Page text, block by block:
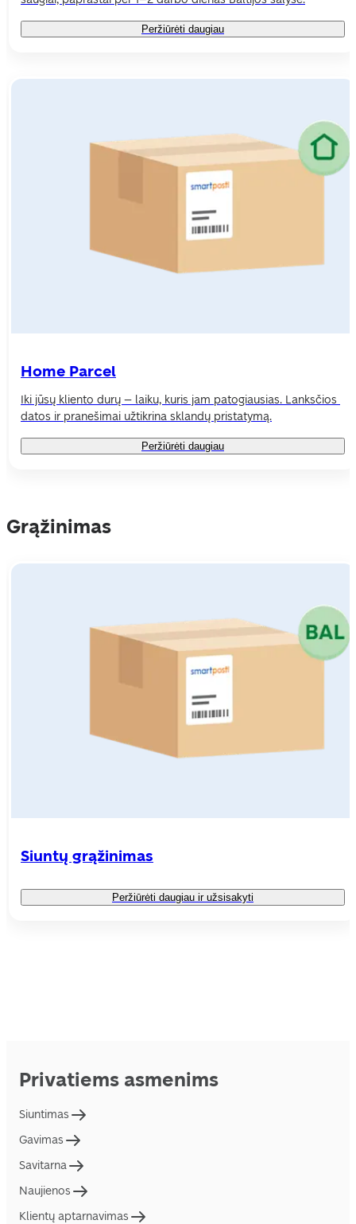
Peržiūrėti daugiau
Home Parcel
Iki jūsų kliento durų – laiku, kuris jam patogiausias. Lanksčios
datos ir pranešimai užtikrina sklandų pristatymą.
Peržiūrėti daugiau
Grąžinimas
Siuntų grąžinimas
Peržiūrėti daugiau ir užsisakyti
Privatiems asmenims
Siuntimas
Gavimas
Savitarna
Naujienos
Klientų aptarnavimas